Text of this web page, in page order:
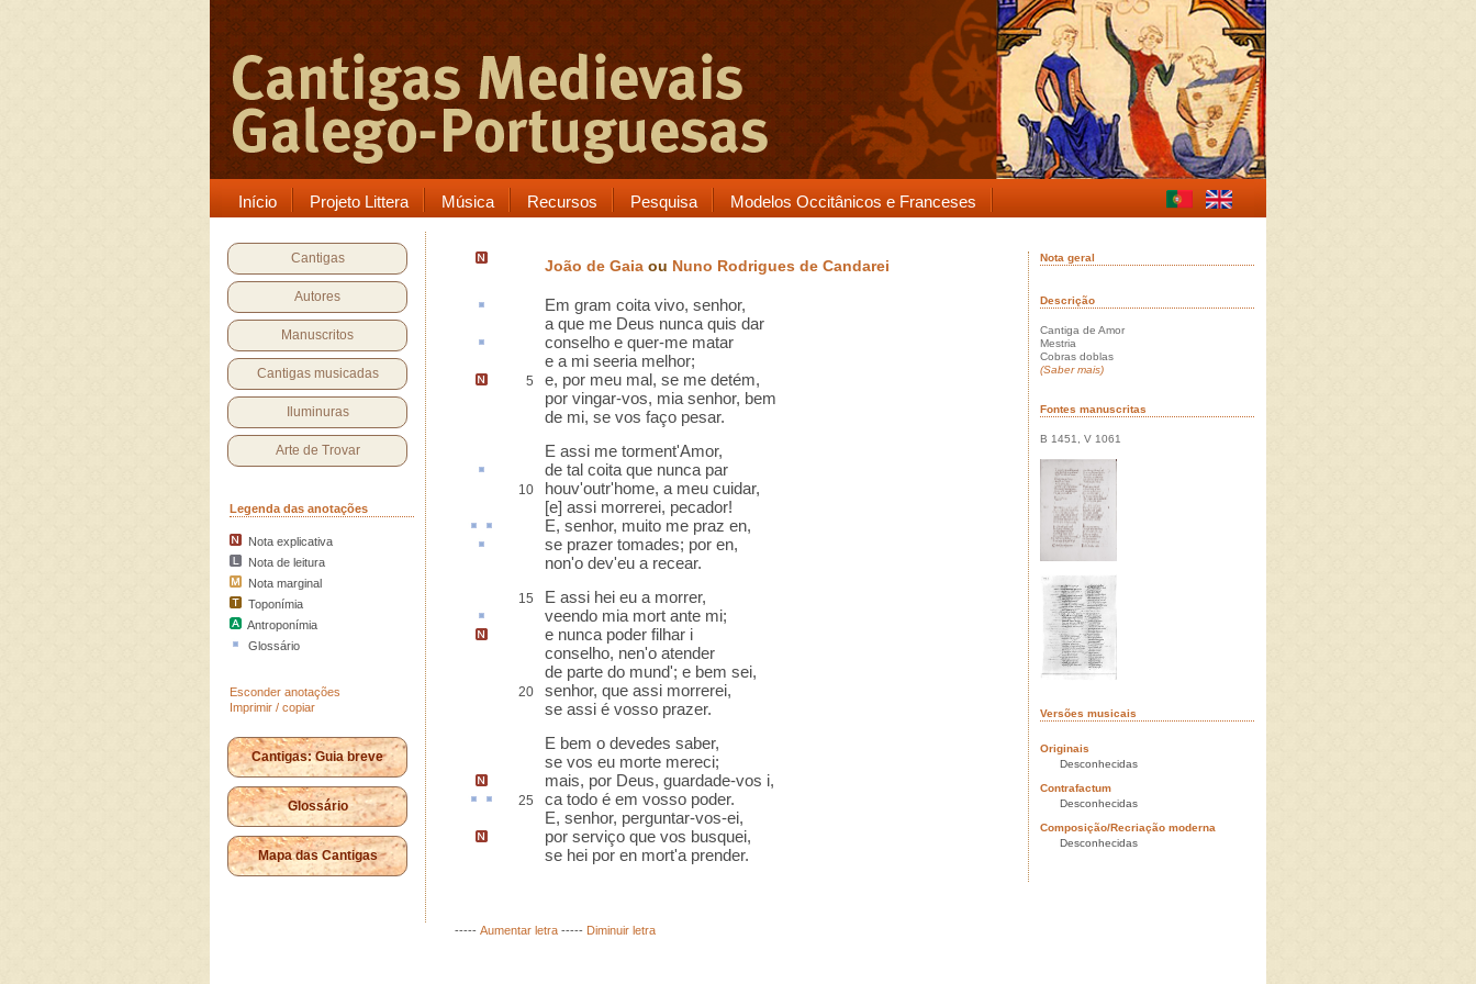
Início Projeto Littera Música Recursos Pesquisa Modelos Occitânicos e Franceses
Cantigas
Autores
Manuscritos
Cantigas musicadas
Iluminuras
Arte de Trovar
Legenda das anotações
Nota explicativa
Nota de leitura
Nota marginal
Toponímia
Antroponímia
Glossário
Esconder anotações
Imprimir / copiar
Cantigas: Guia breve
Glossário
Mapa das Cantigas
João de Gaia ou Nuno Rodrigues de Candarei
Em gram coita vivo, senhor,
a que me Deus nunca quis dar
conselho e quer-me matar
e a mi seeria melhor;
5 e, por meu mal, se me detém,
por vingar-vos, mia senhor, bem
de mi, se vos faço pesar.
E assi me torment'Amor,
de tal coita que nunca par
10
houv'outr'home, a meu cuidar,
[e] assi morrerei, pecador!
E, senhor, muito me praz en,
se prazer tomades; por en,
non'o dev'eu a recear.
15
E assi hei eu a morrer,
veendo mia mort ante mi;
e nunca poder filhar i
conselho, nen'o atender
de parte do mund'; e bem sei,
20
senhor, que assi morrerei,
se assi é vosso prazer.
E bem o devedes saber,
se vos eu morte mereci;
mais, por Deus, guardade-vos i,
25 ca todo é em vosso poder.
E, senhor, perguntar-vos-ei,
por serviço que vos busquei,
se hei por en mort'a prender.
----- Aumentar letra ----- Diminuir letra
Nota geral
Descrição
Cantiga de Amor
Mestria
Cobras doblas
(Saber mais)
Fontes manuscritas
B 1451, V 1061
Versões musicais
Originais
Desconhecidas
Contrafactum
Desconhecidas
Composição/Recriação moderna
Desconhecidas